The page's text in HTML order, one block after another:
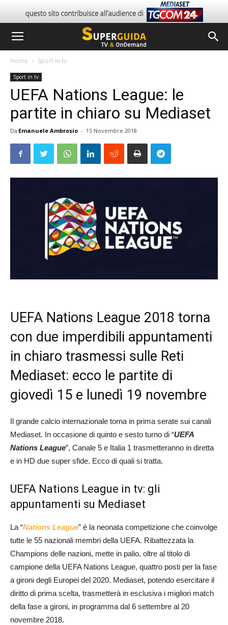
Home Sport in tv
Sport in tv
UEFA Nations League: le
partite in chiaro su Mediaset
Da Emanuele Ambrosio - 15 Novembre 2018
UEFA Nations League 2018 torna
con due imperdibili appuntamenti
in chiaro trasmessi sulle Reti
Mediaset: ecco le partite di
giovedì 15 e lunedì 19 novembre
Il grande calcio internazionale torna in prima serate sui canali
Mediaset. In occasione di quinto e sesto turno di “UEFA
Nations League”, Canale 5 e Italia 1 trasmetteranno in diretta
e in HD due super sfide. Ecco di quali si tratta.
UEFA Nations League in tv: gli
appuntamenti su Mediaset
La “Nations League” è la neonata competizione che coinvolge
tutte le 55 nazionali membri della UEFA. Ribattezzata la
Champions delle nazioni, mette in palio, oltre al titolo di
campione della UEFA Nations League, quattro posti per la fase
a gironi degli Europei del 2020. Mediaset, potendo esercitare il
diritto di prima scelta, trasmetterà in esclusiva i migliori match
della fase a gironi, in programma dal 6 settembre al 20
novembre 2018.